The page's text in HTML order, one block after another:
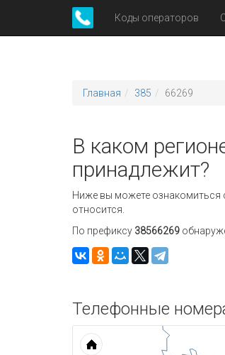
Коды операторов
Главная 385 66269
В каком
принадлежит?
Ниже вы можете ознакомиться
относится.
По префиксу 38566269
Телефонные